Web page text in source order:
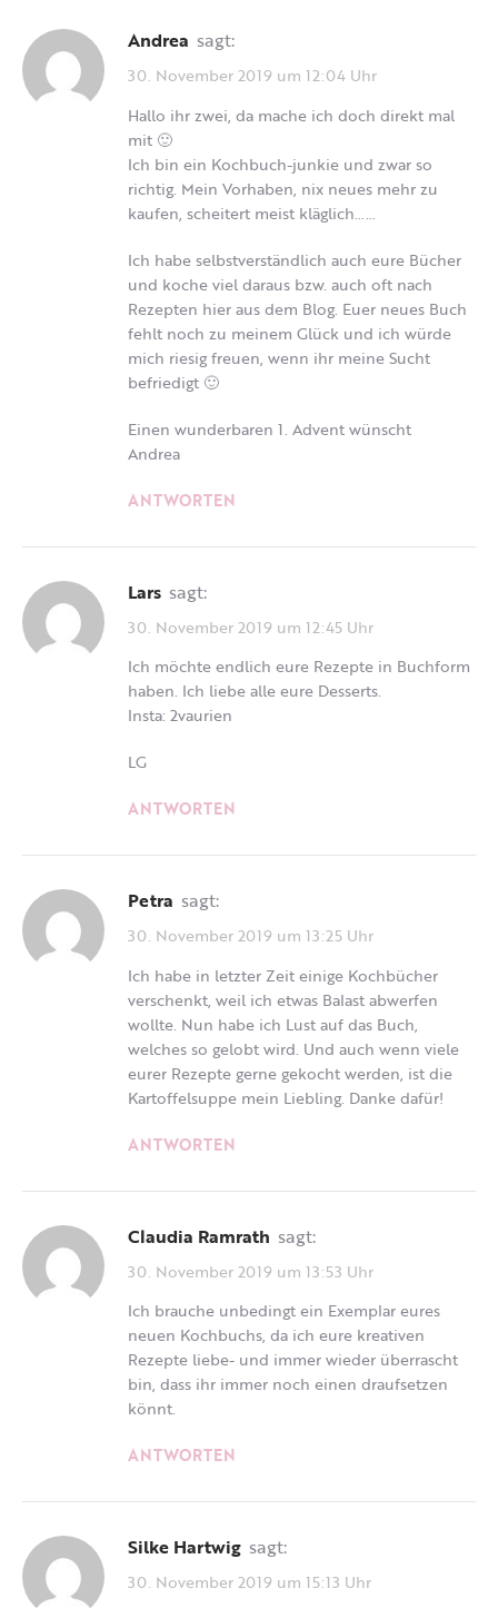
Andrea sagt:
30. November 2019 um 12:04 Uhr
Hallo ihr zwei, da mache ich doch direkt mal
mit 🙂
Ich bin ein Kochbuch-junkie und zwar so
richtig. Mein Vorhaben, nix neues mehr zu
kaufen, scheitert meist kläglich……
Ich habe selbstverständlich auch eure Bücher
und koche viel daraus bzw. auch oft nach
Rezepten hier aus dem Blog. Euer neues Buch
fehlt noch zu meinem Glück und ich würde
mich riesig freuen, wenn ihr meine Sucht
befriedigt 🙂
Einen wunderbaren 1. Advent wünscht
Andrea
ANTWORTEN
Lars sagt:
30. November 2019 um 12:45 Uhr
Ich möchte endlich eure Rezepte in Buchform
haben. Ich liebe alle eure Desserts.
Insta: 2vaurien
LG
ANTWORTEN
Petra sagt:
30. November 2019 um 13:25 Uhr
Ich habe in letzter Zeit einige Kochbücher
verschenkt, weil ich etwas Balast abwerfen
wollte. Nun habe ich Lust auf das Buch,
welches so gelobt wird. Und auch wenn viele
eurer Rezepte gerne gekocht werden, ist die
Kartoffelsuppe mein Liebling. Danke dafür!
ANTWORTEN
Claudia Ramrath sagt:
30. November 2019 um 13:53 Uhr
Ich brauche unbedingt ein Exemplar eures
neuen Kochbuchs, da ich eure kreativen
Rezepte liebe- und immer wieder überrascht
bin, dass ihr immer noch einen draufsetzen
könnt.
ANTWORTEN
Silke Hartwig sagt:
30. November 2019 um 15:13 Uhr